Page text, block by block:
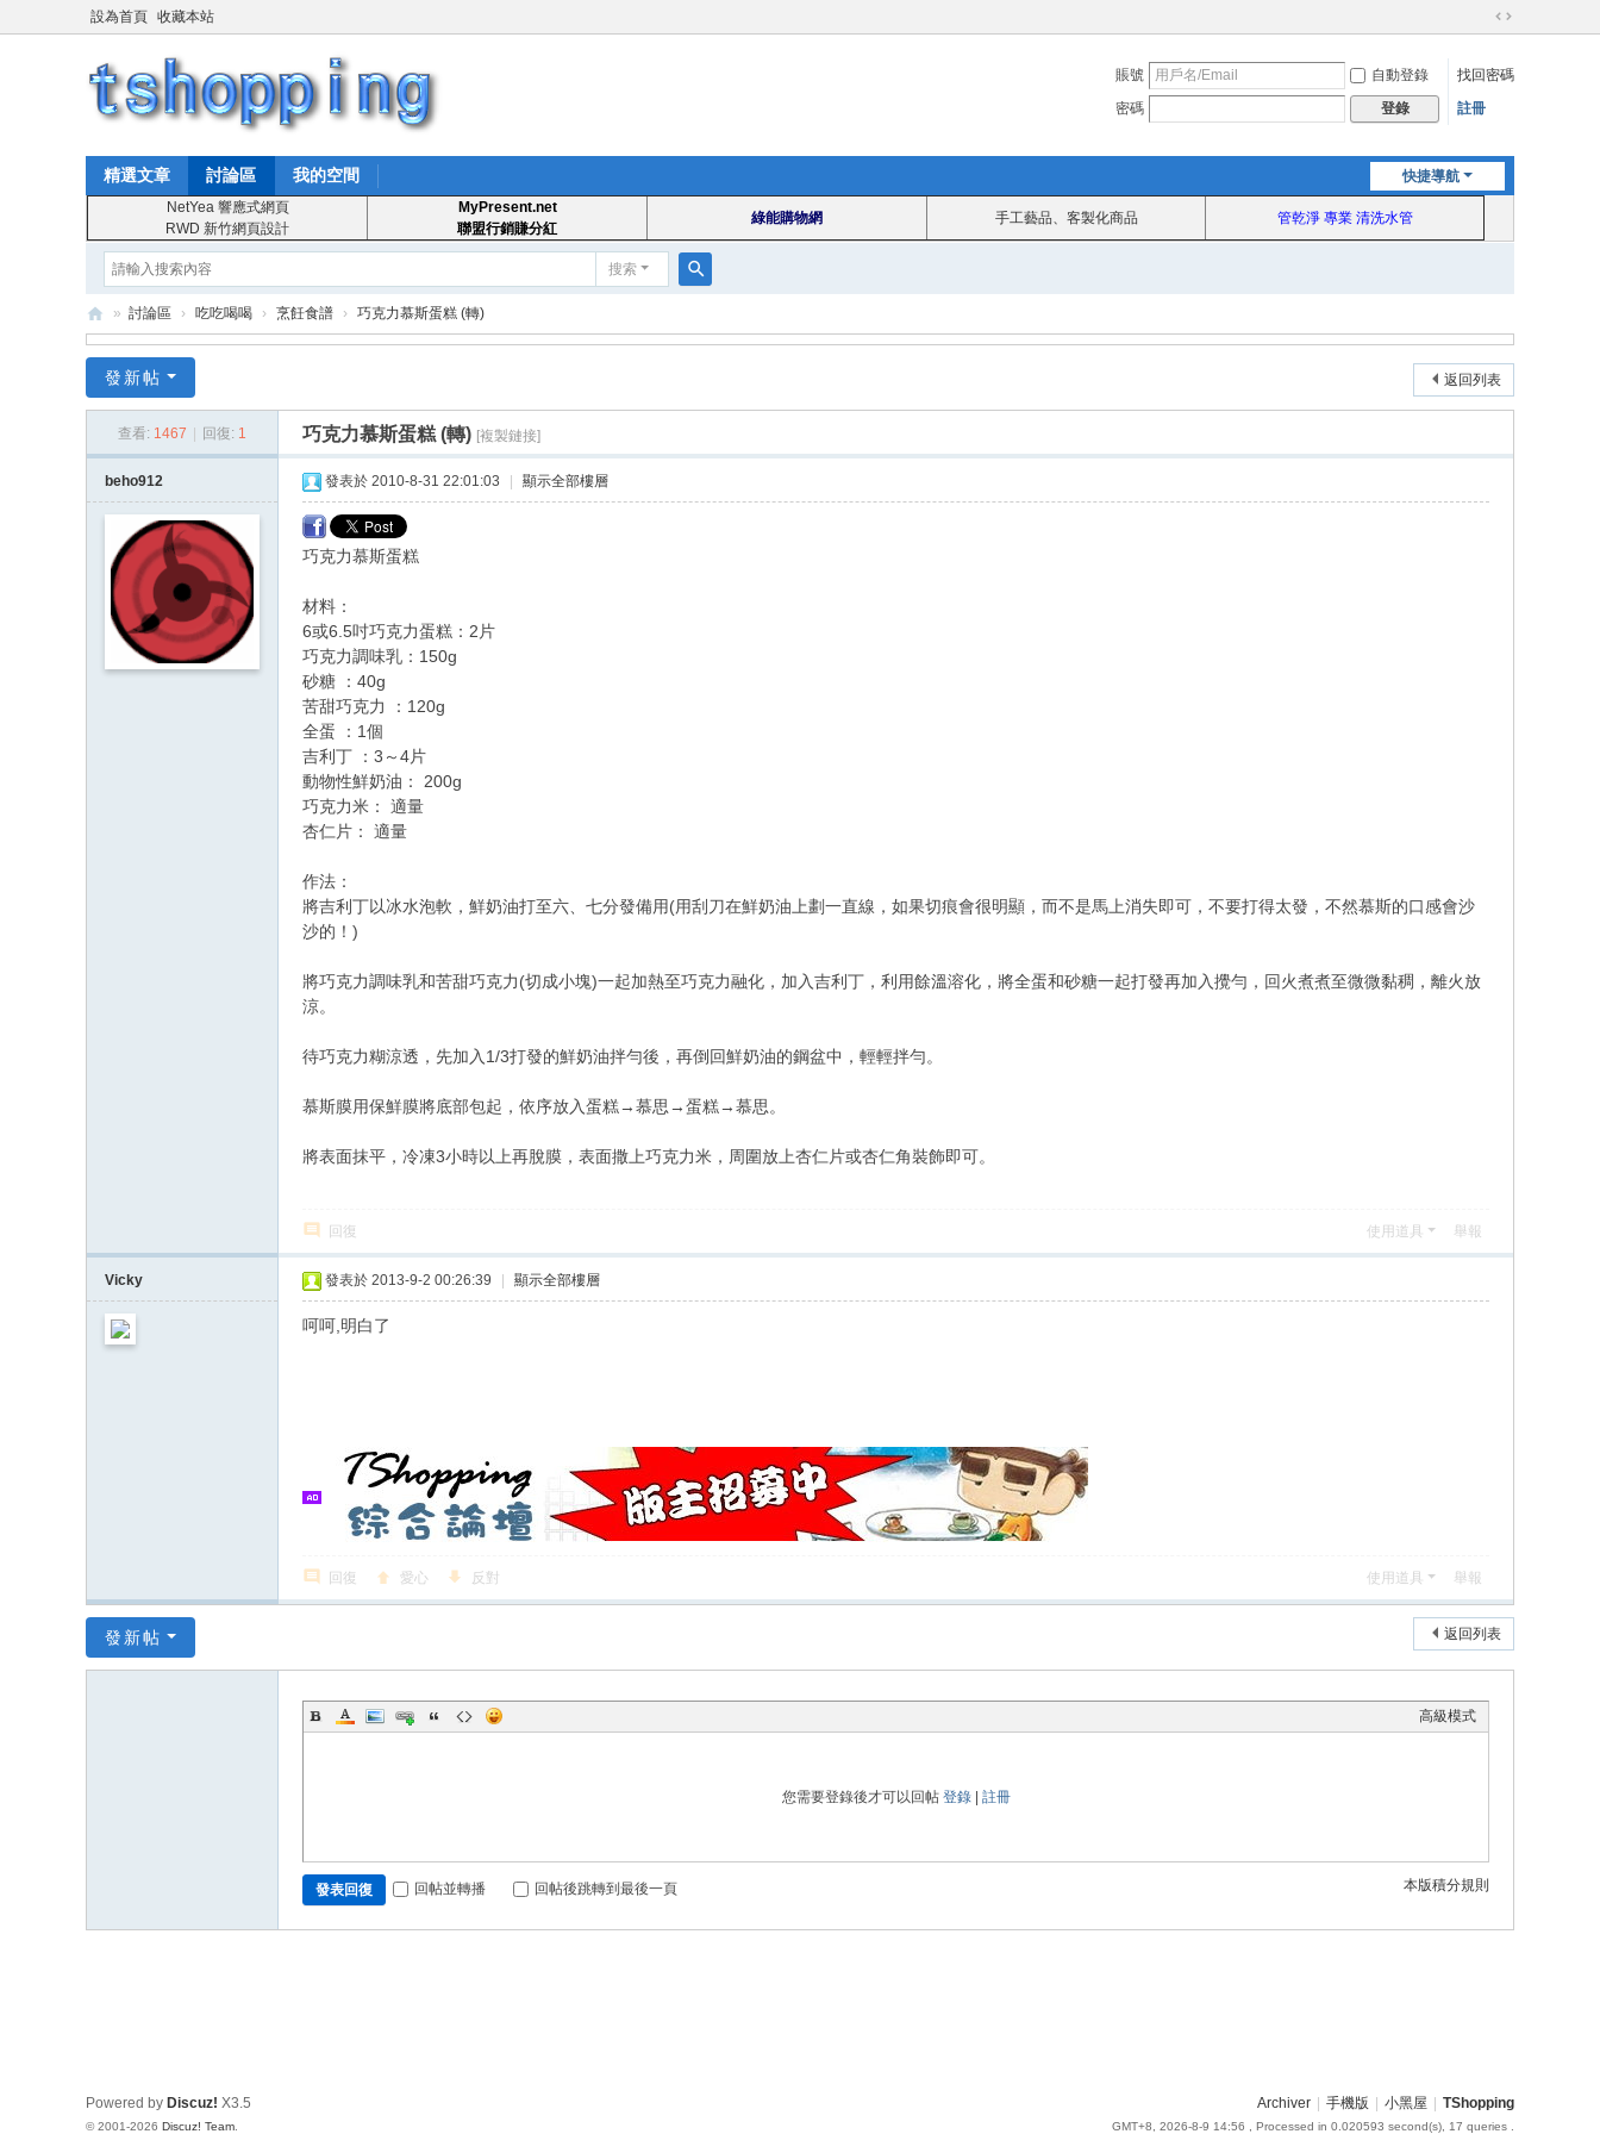
設為首頁 收藏本站
切
到
賬號 自動登錄
找回密碼
密碼
登錄 註冊
快捷導航
精選文章 討論區 我的空間
NetYea 響應式網頁
RWD 新竹網頁設計
MyPresent.net
聯盟行銷賺分紅
綠能購物網 手工藝品、客製化商品 管乾淨 專業 清洗水管
搜索
索
T
ho
pp
» 討論區 › 吃吃喝喝 › 烹飪食譜 › 巧克力慕斯蛋糕 (轉)
返回列表
發新帖
查看: 1467 回復: 1 巧克力慕斯蛋糕 (轉) [複製鏈接]
beho912 發表於 2010-8-31 22:01:03 顯示全部樓層
巧克力慕斯蛋糕
材料：
6或6.5吋巧克力蛋糕：2片
巧克力調味乳：150g
砂糖 ：40g
苦甜巧克力 ：120g
全蛋 ：1個
吉利丁 ：3～4片
動物性鮮奶油： 200g
巧克力米： 適量
杏仁片： 適量
作法：
將吉利丁以冰水泡軟，鮮奶油打至六、七分發備用(用刮刀在鮮奶油上劃一直線，如果切痕會很明顯，而不是馬上消失即可，不要打得太發，不然慕斯的口感會沙
沙的！)
將巧克力調味乳和苦甜巧克力(切成小塊)一起加熱至巧克力融化，加入吉利丁，利用餘溫溶化，將全蛋和砂糖一起打發再加入攪勻，回火煮煮至微微黏稠，離火放
涼。
待巧克力糊涼透，先加入1/3打發的鮮奶油拌勻後，再倒回鮮奶油的鋼盆中，輕輕拌勻。
慕斯膜用保鮮膜將底部包起，依序放入蛋糕→慕思→蛋糕→慕思。
將表面抹平，冷凍3小時以上再脫膜，表面撒上巧克力米，周圍放上杏仁片或杏仁角裝飾即可。
回復 使用道具 舉報
Vicky 發表於 2013-9-2 00:26:39 顯示全部樓層
呵呵,明白了
回復 愛心 反對 使用道具 舉報
返回列表
發新帖
高級模式
您需要登錄後才可以回帖 登錄| 註冊
本版積分規則
發表回復 回帖並轉播 回帖後跳轉到最後一頁
Archiver 手機版 小黑屋 TShopping
GMT+8, 2026-8-9 14:56 , Processed in 0.020593 second(s), 17 queries .
Powered by Discuz! X3.5
© 2001-2026 Discuz! Team